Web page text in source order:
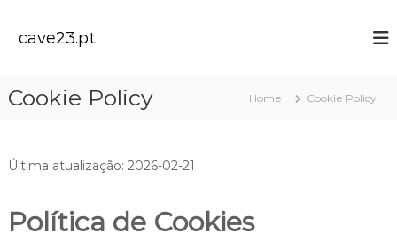
cave23.pt
Cookie Policy Home Cookie Policy
Última atualização: 2026-02-21
Política de Cookies